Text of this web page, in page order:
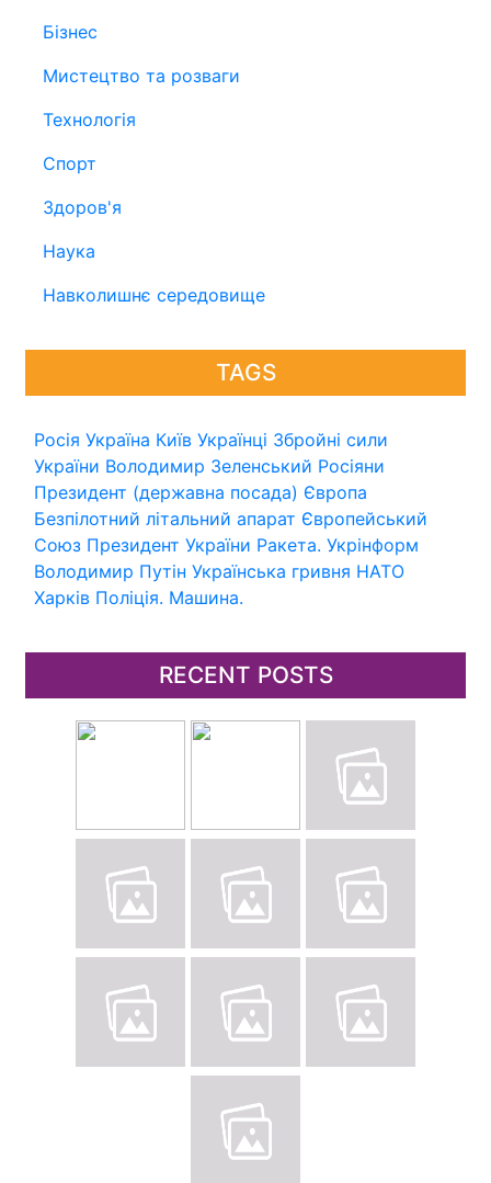
Бізнес
Мистецтво та розваги
Технологія
Спорт
Здоров'я
Наука
Навколишнє середовище
TAGS
Росія Україна Київ Українці Збройні сили
України Володимир Зеленський Росіяни
Президент (державна посада) Європа
Безпілотний літальний апарат Європейський
Союз Президент України Ракета. Укрінформ
Володимир Путін Українська гривня НАТО
Харків Поліція. Машина.
RECENT POSTS